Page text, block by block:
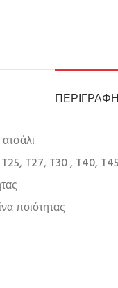
ΠΕΡΙΓΡΑΦΉ
T27, T30 , T40,
ποιότητας